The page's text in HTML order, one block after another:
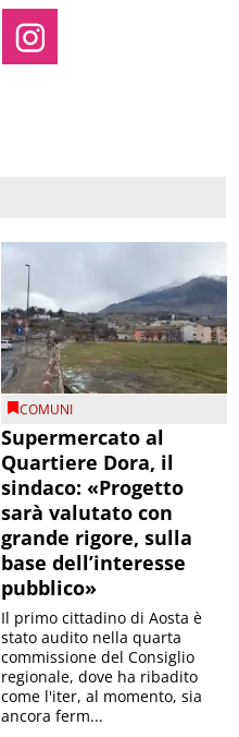
COMUNI
Supermercato al
Quartiere Dora, il
sindaco: «Progetto
sarà valutato con
grande rigore, sulla
base dell’interesse
pubblico»
Il primo cittadino di Aosta è
stato audito nella quarta
commissione del Consiglio
regionale, dove ha ribadito
come l'iter, al momento, sia
ancora ferm...